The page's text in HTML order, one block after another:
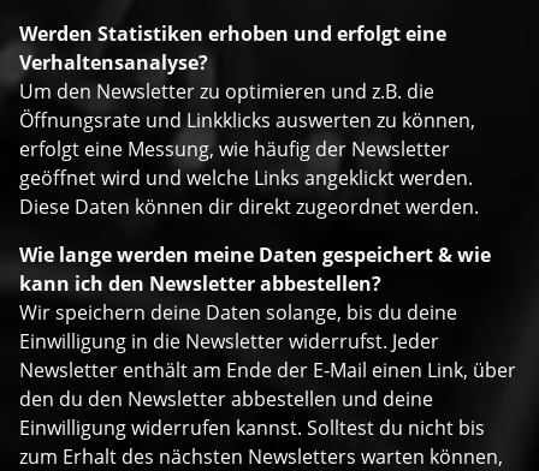
Werden Statistiken erhoben und erfolgt eine
Verhaltensanalyse?
Um den Newsletter zu optimieren und z.B. die
Öffnungsrate und Linkklicks auswerten zu können,
erfolgt eine Messung, wie häufig der Newsletter
geöffnet wird und welche Links angeklickt werden.
Diese Daten können dir direkt zugeordnet werden.
Wie lange werden meine Daten gespeichert & wie
kann ich den Newsletter abbestellen?
Wir speichern deine Daten solange, bis du deine
Einwilligung in die Newsletter widerrufst. Jeder
Newsletter enthält am Ende der E-Mail einen Link, über
den du den Newsletter abbestellen und deine
Einwilligung widerrufen kannst. Solltest du nicht bis
zum Erhalt des nächsten Newsletters warten können,